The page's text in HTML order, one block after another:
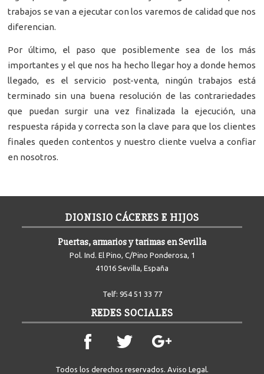
trabajos se van a ejecutar con los varemos de calidad que nos
diferencian.
Por último, el paso que posiblemente sea de los más
importantes y el que nos ha hecho llegar hoy a donde hemos
llegado, es el servicio post-venta, ningún trabajos está
terminado sin una buena resolución de las contrariedades
que puedan surgir una vez finalizada la ejecución, una
respuesta rápida y correcta son la clave para que los clientes
finales queden contentos y nuestro cliente vuelva a confiar
en nosotros.
DIONISIO CÁCERES E HIJOS
Puertas, armarios y tarimas en Sevilla
Pol. Ind. El Pino, C/Pino Ponderosa, 1
41016 Sevilla, España
Telf: 954 51 33 77
REDES SOCIALES
Todos los derechos reservados. Aviso Legal.